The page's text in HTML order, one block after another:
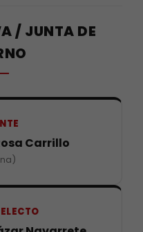
/ JUNTA DE
Carrillo